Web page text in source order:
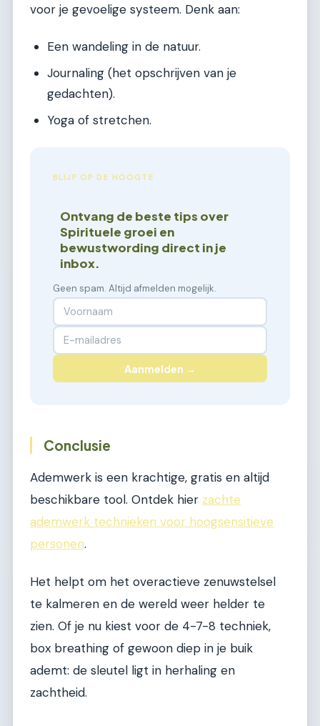
voor je gevoelige systeem. Denk aan:
Een wandeling in de natuur.
Journaling (het opschrijven van je
gedachten).
Yoga of stretchen.
BLIJF OP DE HOOGTE
Ontvang de beste tips over
Spirituele groei en
bewustwording direct in je
inbox.
Geen spam. Altijd afmelden mogelijk.
Aanmelden →
Conclusie
Ademwerk is een krachtige, gratis en altijd
beschikbare tool. Ontdek hier zachte
ademwerk technieken voor hoogsensitieve
personen.
Het helpt om het overactieve zenuwstelsel
te kalmeren en de wereld weer helder te
zien. Of je nu kiest voor de 4-7-8 techniek,
box breathing of gewoon diep in je buik
ademt: de sleutel ligt in herhaling en
zachtheid.